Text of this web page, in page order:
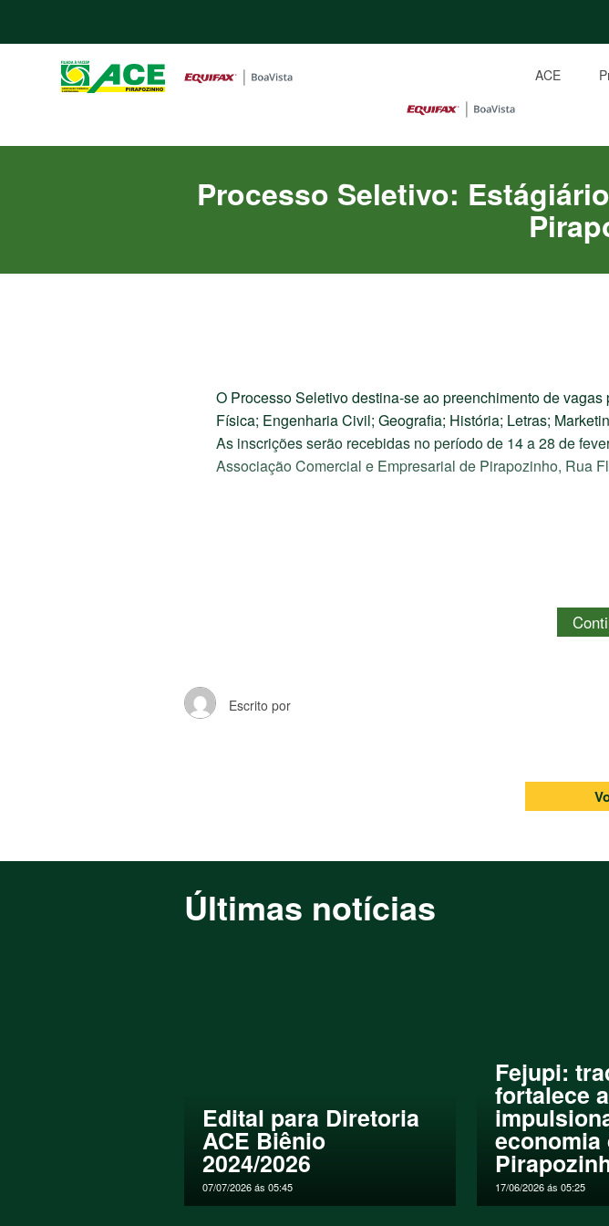
ACE
Processo Seletivo:
O Processo Seletivo destina-se ao preenchimento de
Física; Engenharia Civil; Geografia; História; Letras;
As inscrições serão recebidas no período de 14 a 28 de
Associação Comercial e Empresarial de Pirapozinho, Rua
Escrito por
Últimas notícias
Edital para Diretoria
ACE Biênio
2024/2026
07/07/2026 ás 05:45
Fejupi:
fortalece
economia
17/06/2026 ás 05:25